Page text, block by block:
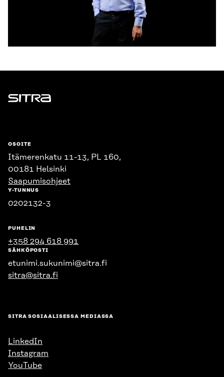
Sitra
OSOITE
Itämerenkatu 11-13, PL 160,
00181 Helsinki
Saapumisohjeet
Y-TUNNUS
0202132-3
PUHELIN
+358 294 618 991
SÄHKÖPOSTI
etunimi.sukunimi@sitra.fi
sitra@sitra.fi
SITRA SOSIAALISESSA MEDIASSA
LinkedIn
Instagram
YouTube